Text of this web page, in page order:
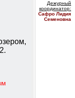
Дежурный
координатор:
Сафро Лидия
Семеновна